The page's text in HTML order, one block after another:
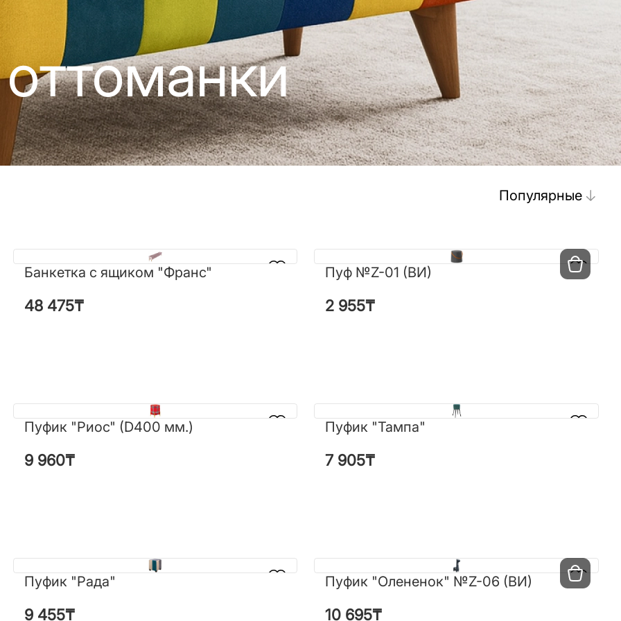
Популярные
Банкетка с ящиком "Франс"
48 475₸
Банкетка с ящиком "Франс"
48 475₸
Пуф №Z-01 (ВИ)
2 955₸
Пуф №Z-01 (ВИ)
2 955₸
Пуфик "Риос" (D400 мм.)
9 960₸
Пуфик "Риос" (D400 мм.)
9 960₸
Пуфик "Тампа"
7 905₸
Пуфик "Тампа"
7 905₸
Пуфик "Рада"
9 455₸
Пуфик "Рада"
9 455₸
Пуфик "Олененок" №Z-06 (ВИ)
10 695₸
Пуфик "Олененок" №Z-06 (ВИ)
10 695₸